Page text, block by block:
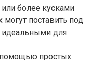
более кусками
поставить под
идеальными для
помощью простых